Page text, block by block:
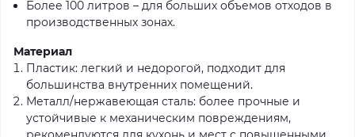
Более 100 литров – для больших объемов отходов в
производственных зонах.
Материал
Пластик: легкий и недорогой, подходит для
большинства внутренних помещений.
Металл/нержавеющая сталь: более прочные и
устойчивые к механическим повреждениям,